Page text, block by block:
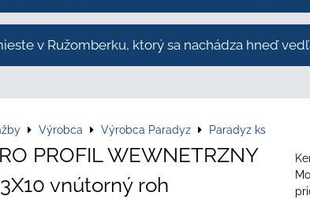
v Ružomberku, ktorý sa nachádza hneď
Výrobca Výrobca Paradyz Paradyz ks
PROFIL WEWNETRZNY
vnútorný roh